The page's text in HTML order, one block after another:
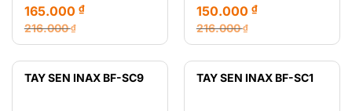
216.000₫
Giá
gốc
là:
165.000 ₫
Giá
hiện
tại
216.000₫
Giá
gốc
là:
150.000 ₫
Giá
hiện
tại
TAY SEN INAX BF-SC9 TAY SEN INAX BF-SC1